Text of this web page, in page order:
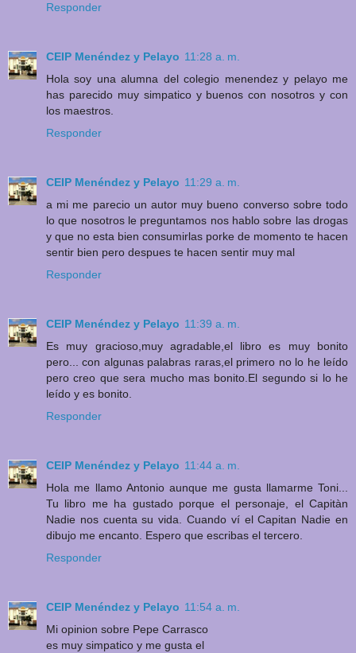
Responder
CEIP Menéndez y Pelayo 11:28 a. m.
Hola soy una alumna del colegio menendez y pelayo me
has parecido muy simpatico y buenos con nosotros y con
los maestros.
Responder
CEIP Menéndez y Pelayo 11:29 a. m.
a mi me parecio un autor muy bueno converso sobre todo
lo que nosotros le preguntamos nos hablo sobre las drogas
y que no esta bien consumirlas porke de momento te hacen
sentir bien pero despues te hacen sentir muy mal
Responder
CEIP Menéndez y Pelayo 11:39 a. m.
Es muy gracioso,muy agradable,el libro es muy bonito
pero... con algunas palabras raras,el primero no lo he leído
pero creo que sera mucho mas bonito.El segundo si lo he
leído y es bonito.
Responder
CEIP Menéndez y Pelayo 11:44 a. m.
Hola me llamo Antonio aunque me gusta llamarme Toni...
Tu libro me ha gustado porque el personaje, el Capitàn
Nadie nos cuenta su vida. Cuando ví el Capitan Nadie en
dibujo me encanto. Espero que escribas el tercero.
Responder
CEIP Menéndez y Pelayo 11:54 a. m.
Mi opinion sobre Pepe Carrasco
es muy simpatico y me gusta el